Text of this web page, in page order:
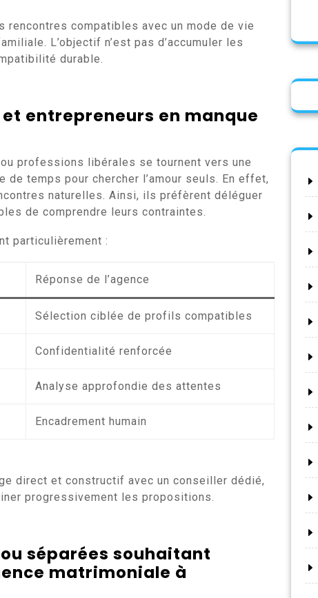
compatibles avec un mode de vie
L’objectif n’est pas d’accumuler les
durable.
entrepreneurs en manque
professions libérales se tournent vers une
de temps pour chercher l’amour seuls. En effet,
naturelles. Ainsi, ils préfèrent déléguer
de comprendre leurs contraintes.
particulièrement :
Réponse de l’agence
Sélection ciblée de profils compatibles
Confidentialité renforcée
Analyse approfondie des attentes
Encadrement humain
direct et constructif avec un conseiller dédié,
progressivement les propositions.
séparées souhaitant
matrimoniale à